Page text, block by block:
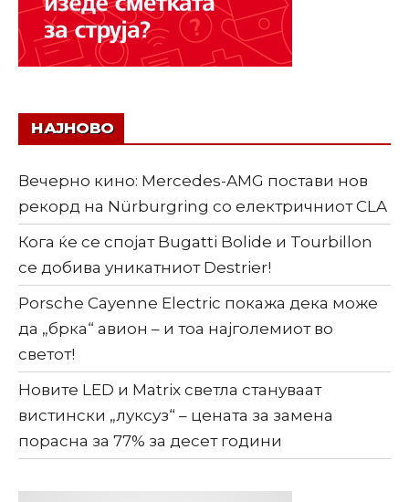
НАЈНОВО
Вечерно кино: Mercedes-AMG постави нов
рекорд на Nürburgring со електричниот CLA
Кога ќе се спојат Bugatti Bolide и Tourbillon
се добива уникатниот Destrier!
Porsche Cayenne Electric покажа дека може
да „брка“ авион – и тоа најголемиот во
светот!
Новите LED и Matrix светла стануваат
вистински „луксуз“ – цената за замена
порасна за 77% за десет години